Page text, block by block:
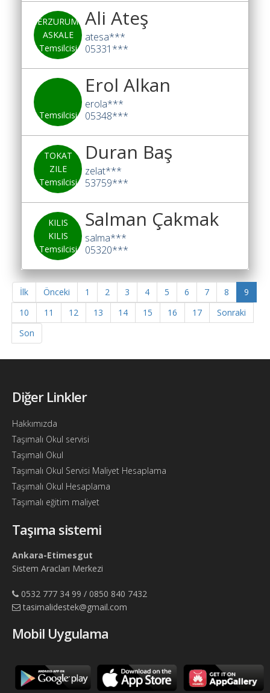
ERZURUM
ASKALE
Temsilcisi
Ali Ateş
atesa***
05331***
Temsilcisi
Erol Alkan
erola***
05348***
TOKAT
ZILE
Temsilcisi
Duran Baş
zelat***
53759***
KILIS
KILIS
Temsilcisi
Salman Çakmak
salma***
05320***
İlk Önceki 1 2 3 4 5 6 7 8
9
10
11 12 13 14 15 16 17
Sonraki
Son
Diğer Linkler
Hakkımızda
Taşımalı Okul servisi
Taşımalı Okul
Taşımalı Okul Servisi Maliyet Hesaplama
Taşımalı Okul Hesaplama
Taşımalı eğitim maliyet
Taşıma sistemi
Ankara-Etimesgut
Sistem Aracları Merkezi
0532 777 34 99 / 0850 840 7432
tasimalidestek@gmail.com
Mobil Uygulama